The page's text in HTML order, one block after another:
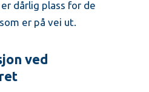
dårlig plass for de
er på vei ut.
ved